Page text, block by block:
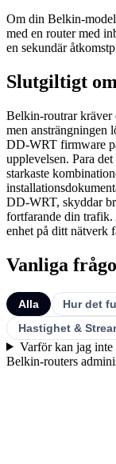
Om din Belkin-
med en router med
en sekundär
Slutgiltigt
Belkin-routrar kräver
men ansträngningen
DD-WRT firmware
upplevelsen. Para
starkaste
DD-WRT, skyddar
fortfarande din trafik.
enhet på ditt nätverk
Vanliga
Alla Hur det
Hastighet &
Varför kan jag
Belkin-routers